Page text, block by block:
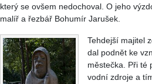
který se ovšem nedochoval. O jeho
malíř a řezbář Bohumír Jarušek.
Tehdejší majitel
dal podnět ke
městečka. Při té
vodní zdroje a